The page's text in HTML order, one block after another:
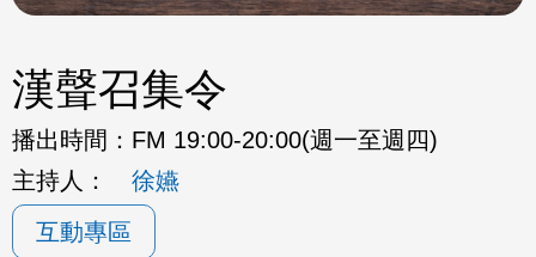
漢聲召集令
播出時間： FM 19:00-20:00(週一至週四)
主持人：
徐嬿
互動專區